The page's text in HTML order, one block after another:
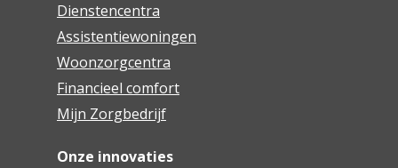
Dienstencentra
Assistentiewoningen
Woonzorgcentra
Financieel comfort
Mijn Zorgbedrijf
Onze innovaties